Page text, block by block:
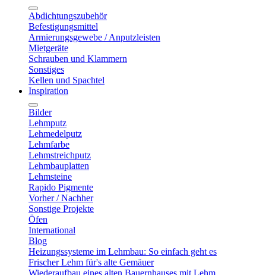
Abdichtungszubehör
Befestigungsmittel
Armierungsgewebe / Anputzleisten
Mietgeräte
Schrauben und Klammern
Sonstiges
Kellen und Spachtel
Inspiration
Bilder
Lehmputz
Lehmedelputz
Lehmfarbe
Lehmstreichputz
Lehmbauplatten
Lehmsteine
Rapido Pigmente
Vorher / Nachher
Sonstige Projekte
Öfen
International
Blog
Heizungssysteme im Lehmbau: So einfach geht es
Frischer Lehm für's alte Gemäuer
Wiederaufbau eines alten Bauernhauses mit Lehm